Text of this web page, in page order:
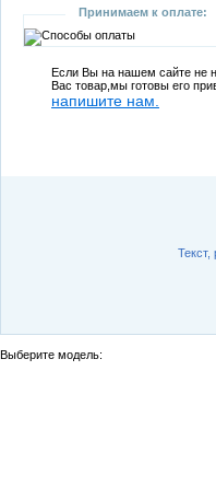
Принимаем к оплате:
Если Вы на нашем сайте не
Вас товар,мы готовы его
напишите нам.
Текст,
Выберите модель: